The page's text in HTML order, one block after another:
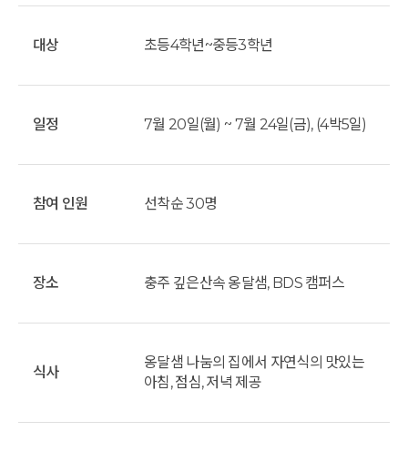
대상 초등4학년~중등3학년
일정 7월 20일(월) ~ 7월 24일(금), (4박5일)
참여 인원 선착순 30명
장소 충주 깊은산속 옹달샘, BDS 캠퍼스
식사
옹달샘 나눔의 집에서 자연식의 맛있는
아침, 점심, 저녁 제공